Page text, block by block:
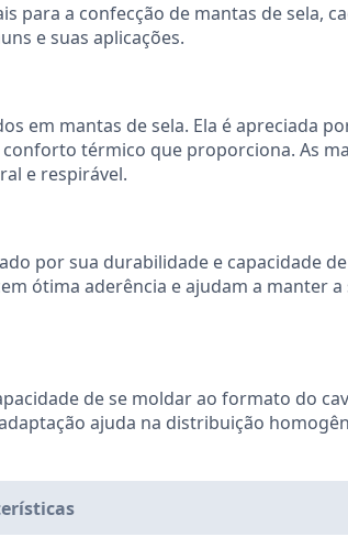
para a confecção de mantas de sela,
e suas aplicações.
em mantas de sela. Ela é apreciada
térmico que proporciona. As
e respirável.
por sua durabilidade e capacidade
ótima aderência e ajudam a manter
de se moldar ao formato do
ajuda na distribuição